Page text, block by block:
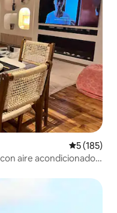
5 (185)
aire acondicionado /